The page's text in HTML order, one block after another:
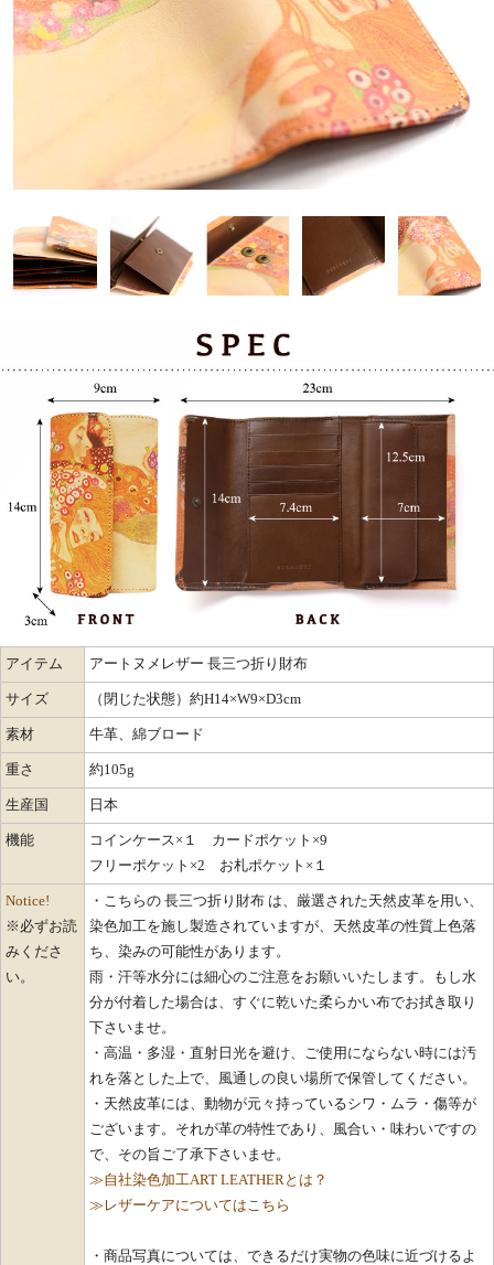
アイテム アートヌメレザー 長三つ折り財布
サイズ （閉じた状態）約H14×W9×D3cm
素材 牛革、綿ブロード
重さ 約105g
生産国 日本
機能
コインケース×１ カードポケット×9
フリーポケット×2 お札ポケット×１
Notice!
※必ずお読
みくださ
い。
・こちらの 長三つ折り財布 は、厳選された天然皮革を用い、
染色加工を施し製造されていますが、天然皮革の性質上色落
ち、染みの可能性があります。
雨・汗等水分には細心のご注意をお願いいたします。もし水
分が付着した場合は、すぐに乾いた柔らかい布でお拭き取り
下さいませ。
・高温・多湿・直射日光を避け、ご使用にならない時には汚
れを落とした上で、風通しの良い場所で保管してください。
・天然皮革には、動物が元々持っているシワ・ムラ・傷等が
ございます。それが革の特性であり、風合い・味わいですの
で、その旨ご了承下さいませ。
≫自社染色加工ART LEATHERとは？
≫レザーケアについてはこちら
・商品写真については、できるだけ実物の色味に近づけるよ